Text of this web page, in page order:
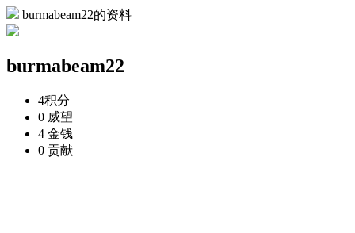
burmabeam22的资料
burmabeam22
4积分
0 威望
4 金钱
0 贡献